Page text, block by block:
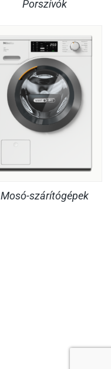
Porszívók
Mosó-szárítógépek